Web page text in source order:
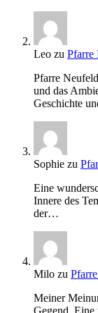
Leo zu Pfarre
Pfarre
und das
Geschichte
Sophie zu
Eine
Innere des
der…
Milo zu
Meiner
Gegend. Eine